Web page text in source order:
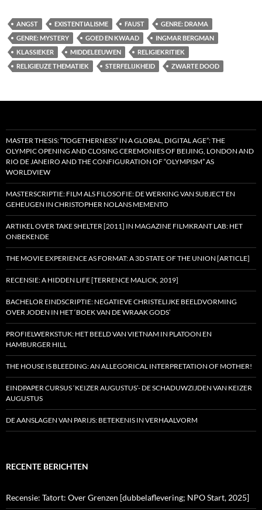
ANGST EXISTENTIALISME FAUST
GENRE: DRAMA
GENRE: MYSTERY
GOED EN KWAAD
INGMAR BERGMAN
KLASSIEKER
MIDDELEEUWEN
RELIGIEKRITIEK
RELIGIEUZE THEMATIEK
STERFELIJKHEID ZWARTE DOOD
MASTER THESIS: “TOGETHERNESS” IN A GLOBAL, DIGITAL AGE”: THE
OLYMPIC OPENING AND CLOSING CEREMONIES OF BEIJING, LONDON AND
RIO DE JANEIRO AND THE CONFIGURATION OF “OLYMPISM” AS
WORLDVIEW
MASTERSCRIPTIE: FILM ALS FILOSOFIE: DE WERKING VAN SUBJECT EN
GEHEUGEN IN CHRISTOPHER NOLANS MEMENTO
ARTIKEL OVER TAKE SHELTER [2011] IN MAGAZINE FILMKRANT LAB: HET
ONBEKENDE
THE MOVIE EXPERIENCE AS FORMAT: A 3D STATE OF THE UNION [ARTICLE]
RECENSIE: A HIDDEN LIFE [TERRENCE MALICK, 2019]
BACHELOR EINDSCRIPTIE: NEGATIEVE CHRISTELIJKE BEELDVORMING
OVER JODEN IN HET ‘BOEK VAN DE WRAAK GODS’
PROFIELWERKSTUK: HET BEELD VAN VIETNAM IN PLATOON EN
HAMBURGER HILL
THE HOUSE IS BLEEDING: AN ALLEGORICAL INTERPRETATION OF MOTHER!
EINDPAPER CURSUS ‘KEIZER AUGUSTUS’- DE SCHADUWZIJDEN VAN KEIZER
AUGUSTUS
DE AANSLAGEN VAN PARIJS: BETEKENIS IN VERHAALVORM
RECENTE BERICHTEN
Recensie: Tatort: Over Grenzen [dubbelaflevering; NPO Start, 2025]